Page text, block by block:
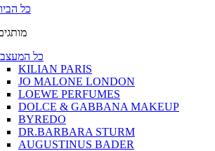
כל
כל
KILIAN PARIS
JO MALONE LONDON
LOEWE PERFUMES
DOLCE & GABBANA MAKEUP
BYREDO
DR.BARBARA STURM
AUGUSTINUS BADER